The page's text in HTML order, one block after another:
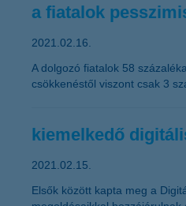
a fiatalok
2021.02.16.
A dolgozó fiatalok 58
csökkenéstől viszont csak 3
kiemelkedő
2021.02.15.
Elsők között kapta meg a